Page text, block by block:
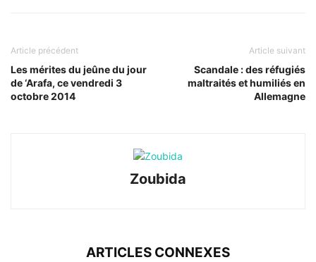
Article précédent
Les mérites du jeûne du jour
de ‘Arafa, ce vendredi 3
octobre 2014
Article suivant
Scandale : des réfugiés
maltraités et humiliés en
Allemagne
Zoubida
ARTICLES CONNEXES